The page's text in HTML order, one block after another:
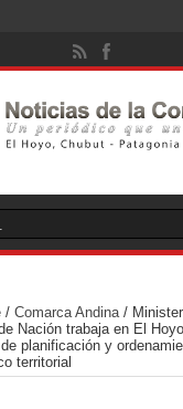
/ Comarca Andina/
Nación trabaja en El
planificación y
territorial